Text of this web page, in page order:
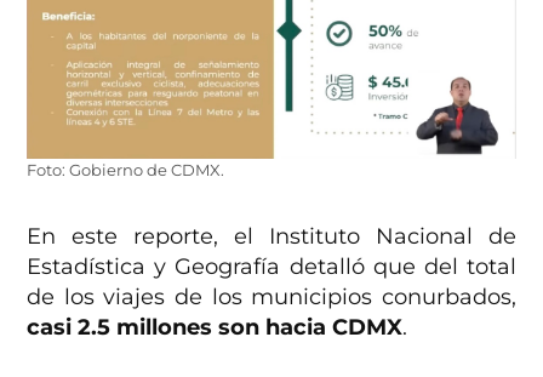
Foto: Gobierno de CDMX.
En este reporte, el Instituto Nacional de
Estadística y Geografía detalló que del total
de los viajes de los municipios conurbados,
casi 2.5 millones son hacia CDMX.